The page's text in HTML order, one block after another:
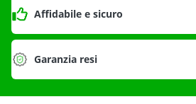
Affidabile e sicuro
Garanzia resi